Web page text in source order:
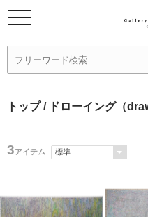
トップ/ ドローイング（
3アイテム